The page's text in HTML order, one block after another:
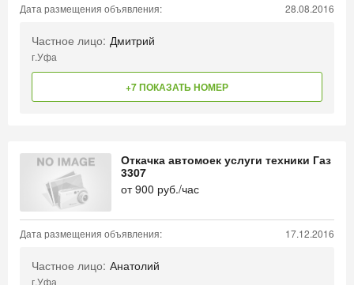
Дата размещения объявления: 28.08.2016
Частное лицо: Дмитрий
г.Уфа
+7 ПОКАЗАТЬ НОМЕР
Откачка автомоек услуги техники Газ
3307
от900 руб./час
Дата размещения объявления: 17.12.2016
Частное лицо: Анатолий
г.Уфа